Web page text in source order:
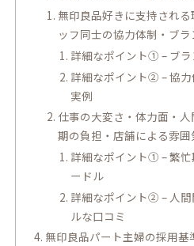
無印良品好きに支持され
ッフ同士の協力体制・ブ
詳細なポイント① – ブ
詳細なポイント② – 協
実例
仕事の大変さ・体力面・
期の負担・店舗による雰
詳細なポイント① – 繁
ードル
詳細なポイント② – 人
ルな口コミ
無印良品パート主婦の採用